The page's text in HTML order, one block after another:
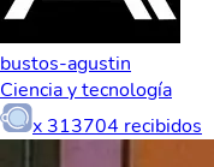
bustos-agustin
Ciencia y tecnología
x 313704 recibidos